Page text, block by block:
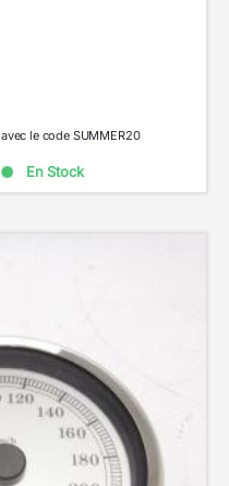
avec le code SUMMER20
En Stock